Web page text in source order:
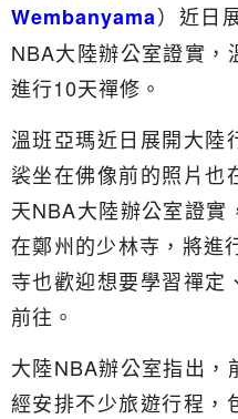
Wembanyama）近日
NBA大陸辦公室證實，
進行10天禪修。
溫班亞瑪近日展開大陸
裟坐在佛像前的照片也
天NBA大陸辦公室證實
在鄭州的少林寺，將進
寺也歡迎想要學習禪定
前往。
大陸NBA辦公室指出，
經安排不少旅遊行程，